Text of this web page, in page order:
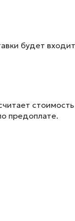
будет
предоплате.